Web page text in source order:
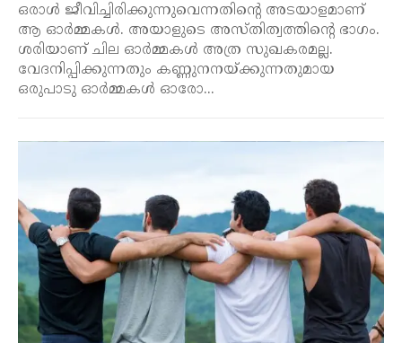
ഒരാൾ ജീവിച്ചിരിക്കുന്നുവെന്നതിന്റെ അടയാളമാണ്
ആ ഓർമ്മകൾ. അയാളുടെ അസ്തിത്വത്തിന്റെ ഭാഗം.
ശരിയാണ് ചില ഓർമ്മകൾ അത്ര സുഖകരമല്ല.
വേദനിപ്പിക്കുന്നതും കണ്ണുനനയ്ക്കുന്നതുമായ
ഒരുപാടു ഓർമ്മകൾ ഓരോ...